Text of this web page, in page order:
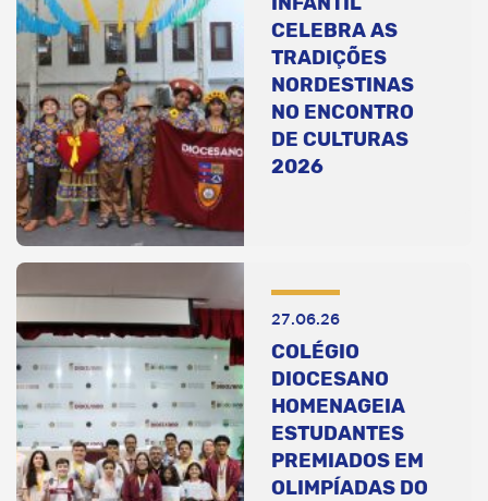
CELEBRA AS
TRADIÇÕES
NORDESTINAS
NO ENCONTRO
DE CULTURAS
2026
27.06.26
COLÉGIO
DIOCESANO
HOMENAGEIA
ESTUDANTES
PREMIADOS EM
OLIMPÍADAS DO